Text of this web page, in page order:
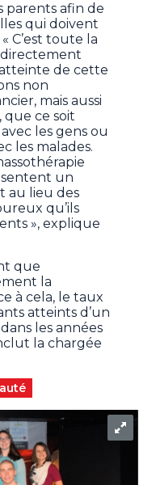
parents afin de
qui doivent
C’est toute la
de cette
non
mais aussi
que ce soit
les gens ou
les malades.
un
au lieu des
qu’ils
», explique
que
la
à cela, le taux
atteints d’un
les années
la chargée